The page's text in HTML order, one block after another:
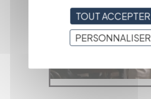
TOUT ACCEPTER
PERSONNALISER